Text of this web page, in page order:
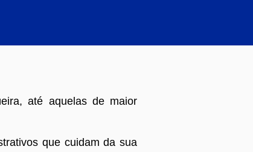
até aquelas de maior
que cuidam da sua